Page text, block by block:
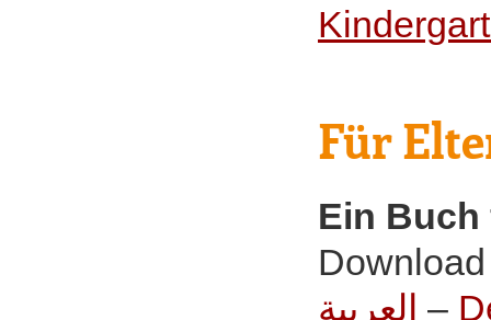
Für
Ein
العربية –